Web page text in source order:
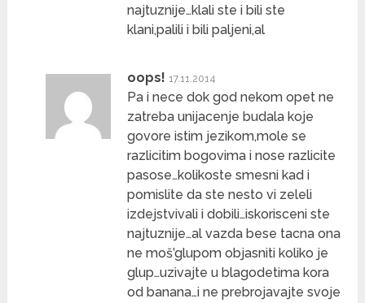
najtuznije…klali ste i bili ste
klani,palili i bili paljeni,al
oops! 17.11.2014
Pa i nece dok god nekom opet ne
zatreba unijacenje budala koje
govore istim jezikom,mole se
razlicitim bogovima i nose razlicite
pasose…kolikoste smesni kad i
pomislite da ste nesto vi zeleli
izdejstvivali i dobili…iskorisceni ste
najtuznije…al vazda bese tacna ona
ne moš’glupom objasniti koliko je
glup…uzivajte u blagodetima kora
od banana…i ne prebrojavajte svoje